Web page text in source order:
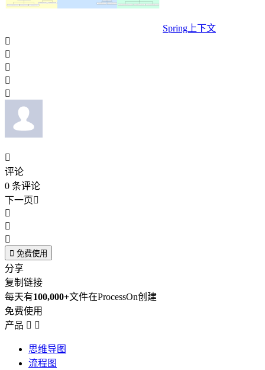
Spring上下文






评论
0 条评论
下一页



 免费使用
分享
复制链接
每天有100,000+文件在ProcessOn创建
免费使用
产品  
思维导图
流程图